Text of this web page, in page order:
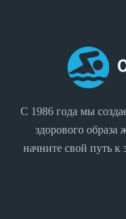
С 1986 года мы
здорового
начните свой путь